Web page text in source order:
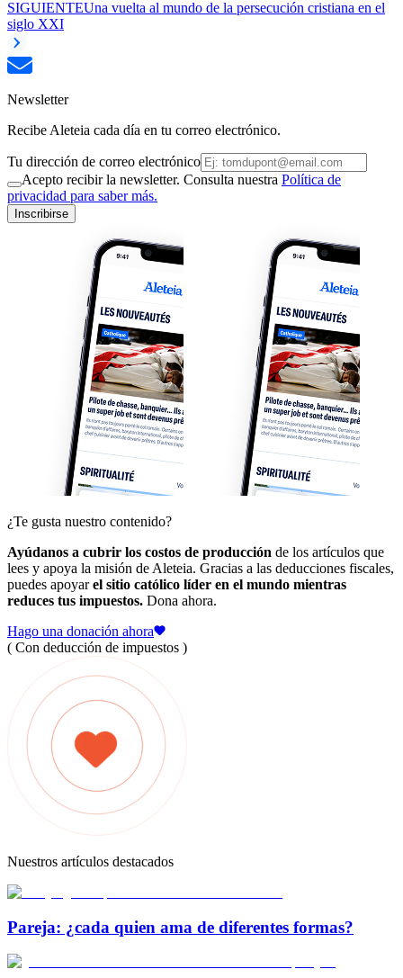
SIGUIENTEUna vuelta al mundo de la persecución cristiana en el
siglo XXI
Newsletter
Recibe Aleteia cada día en tu correo electrónico.
Tu dirección de correo electrónico
Acepto recibir la newsletter. Consulta nuestra Política de
privacidad para saber más.
Inscribirse
¿Te gusta nuestro contenido?
Ayúdanos a cubrir los costos de producción de los artículos que
lees y apoya la misión de Aleteia. Gracias a las deducciones fiscales,
puedes apoyarel sitio católico líder en el mundo mientras
reduces tus impuestos. Dona ahora.
Hago una donación ahora
( Con deducción de impuestos )
Nuestros artículos destacados
Pareja: ¿cada quien ama de diferentes formas?